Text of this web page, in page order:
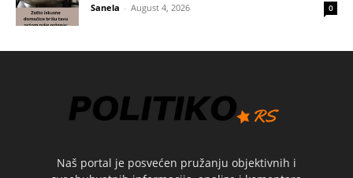
Sanela - August 4, 2026 0
Naš portal je posvećen pružanju objektivnih i